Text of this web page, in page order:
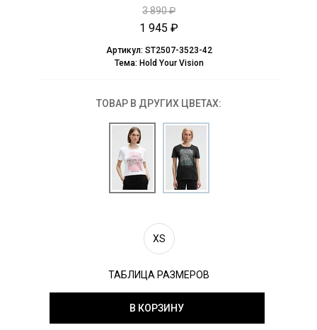
3 890 ₽
1 945 ₽
Артикул: ST2507-3523-42
Тема: Hold Your Vision
ТОВАР В ДРУГИХ ЦВЕТАХ:
XS
ТАБЛИЦА РАЗМЕРОВ
В КОРЗИНУ